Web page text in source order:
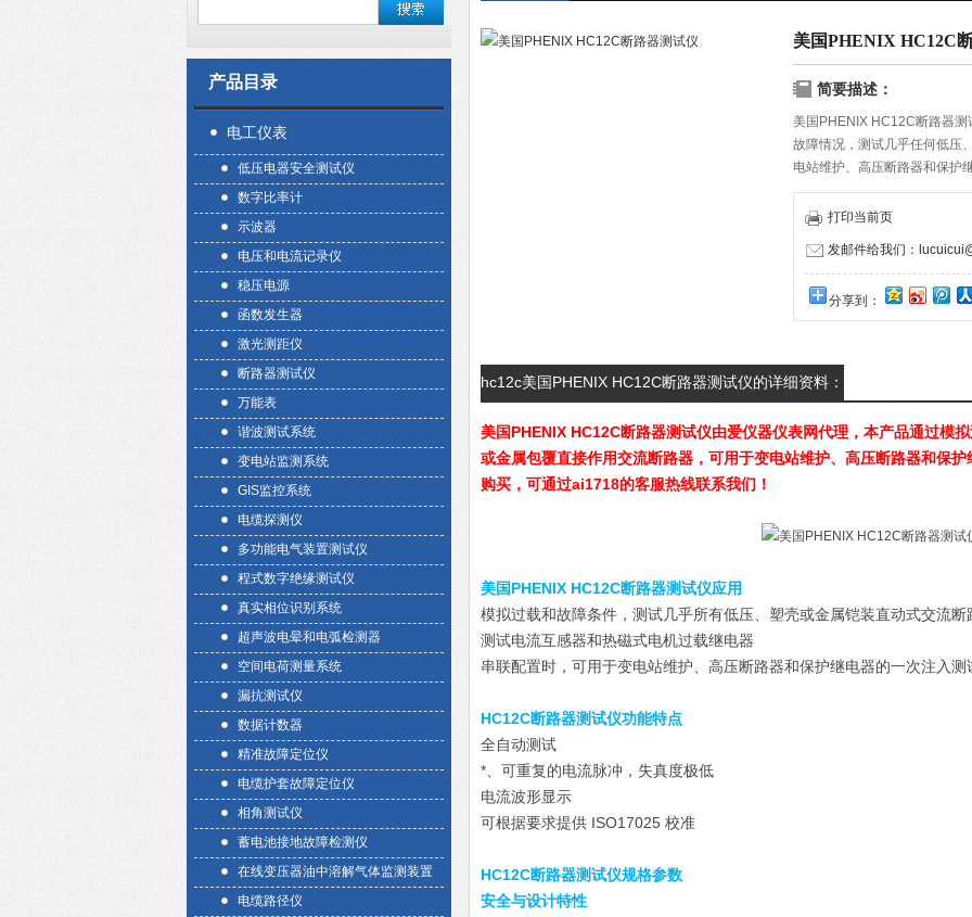
产品目录
电工仪表
低压电器安全测试仪
数字比率计
示波器
电压和电流记录仪
稳压电源
函数发生器
激光测距仪
断路器测试仪
万能表
谐波测试系统
变电站监测系统
GIS监控系统
电缆探测仪
多功能电气装置测试仪
程式数字绝缘测试仪
真实相位识别系统
超声波电晕和电弧检测器
空间电荷测量系统
漏抗测试仪
数据计数器
精准故障定位仪
电缆护套故障定位仪
相角测试仪
蓄电池接地故障检测仪
在线变压器油中溶解气体监测装置
电缆路径仪
美国PHENIX HC12C
简要描述：
美国PHENIX HC12C断路器
故障情况，测试几乎任何低压
电站维护、高压断路器和保护
可通过ai1718的客服热线联系
打印当前页
发邮件给我们：
分享到：
hc12c美国PHENIX HC12C断路器测试仪的详细资料：
美国PHENIX HC12C断路器测试仪由爱仪器仪表网代理，本产品通过模
或金属包覆直接作用交流断路器，可用于变电站维护、高压断路器和保
购买，可通过ai1718的客服热线联系我们！
美国PHENIX HC12C断路器测试仪应用
模拟过载和故障条件，测试几乎所有低压、塑壳或金属铠装直动式交流断
测试电流互感器和热磁式电机过载继电器
串联配置时，可用于变电站维护、高压断路器和保护继电器的一次注入测
HC12C断路器测试仪功能特点
全自动测试
*、可重复的电流脉冲，失真度极低
电流波形显示
可根据要求提供 ISO17025 校准
HC12C断路器测试仪规格参数
安全与设计特性